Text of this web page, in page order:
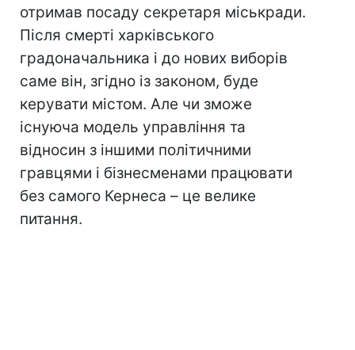
отримав посаду секретаря міськради.
Після смерті харківського
градоначальника і до нових виборів
саме він, згідно із законом, буде
керувати містом. Але чи зможе
існуюча модель управління та
відносин з іншими політичними
гравцями і бізнесменами працювати
без самого Кернеса – це велике
питання.